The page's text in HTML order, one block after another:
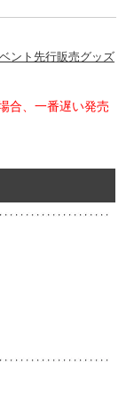
ント先行販売グッズ
合、一番遅い発売